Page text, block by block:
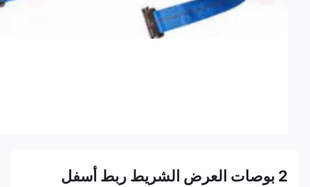
2 بوصات العرض الشريط ربط أسفل